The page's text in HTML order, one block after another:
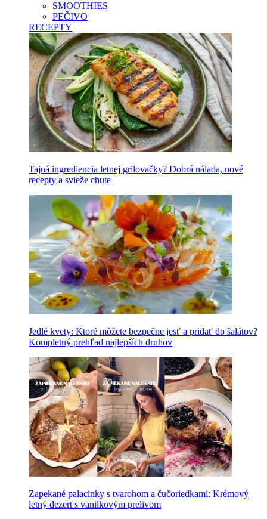
SMOOTHIES
PEČIVO
RECEPTY
Tajná ingrediencia letnej grilovačky? Dobrá nálada, nové
recepty a svieže chute
Jedlé kvety: Ktoré môžete bezpečne jesť a pridať do šalátov?
Kompletný prehľad najlepších druhov
Zapekané palacinky s tvarohom a čučoriedkami: Krémový
letný dezert s vanilkovým prelivom